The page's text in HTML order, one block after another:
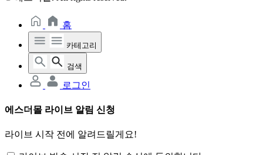
홈
카테고리
검색
로그인
에스더몰 라이브 알림 신청
라이브 시작 전에 알려드릴게요!